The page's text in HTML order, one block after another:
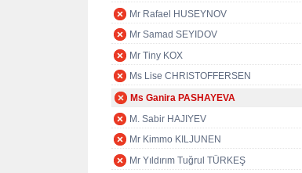
Mr Rafael HUSEYNOV
Mr Samad SEYIDOV
Mr Tiny KOX
Ms Lise CHRISTOFFERSEN
Ms Ganira PASHAYEVA
M. Sabir HAJIYEV
Mr Kimmo KILJUNEN
Mr Yıldırım Tuğrul TÜRKEŞ